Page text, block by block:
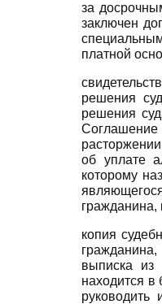
за
заключен
платной
решения
решения
Соглашение
об уплате
которому
гражданина,
копия
выписка из
находится в